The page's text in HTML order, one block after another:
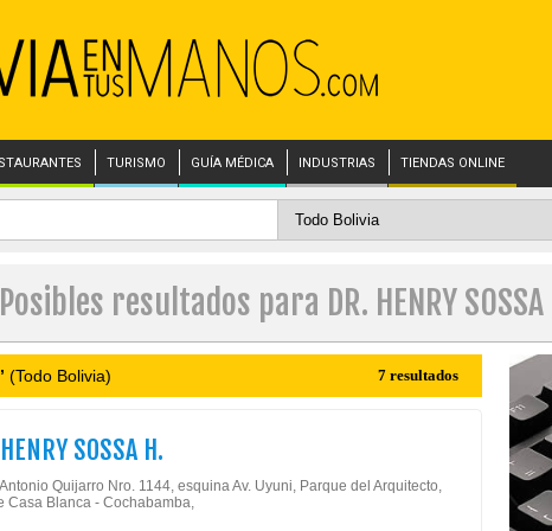
TURISMO GUÍA MÉDICA INDUSTRIAS TIENDAS ONLINE
Posibles resultados para DR. HENRY SOSSA
(Todo Bolivia) 7 resultados
SOSSA H.
Quijarro Nro. 1144, esquina Av. Uyuni, Parque del Arquitecto,
Casa Blanca - Cochabamba,